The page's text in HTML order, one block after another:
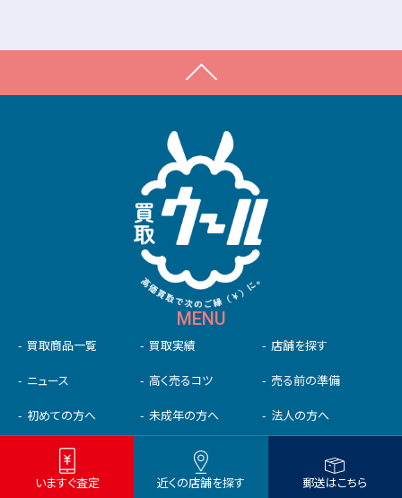
いますぐ査定 近くの店舗を探す 郵送はこちら
MENU
買取商品一覧 買取実績 店舗を探す
ニュース 高く売るコツ 売る前の準備
初めての⽅へ 未成年の⽅へ 法人の方へ
お客様の声 よくある質問